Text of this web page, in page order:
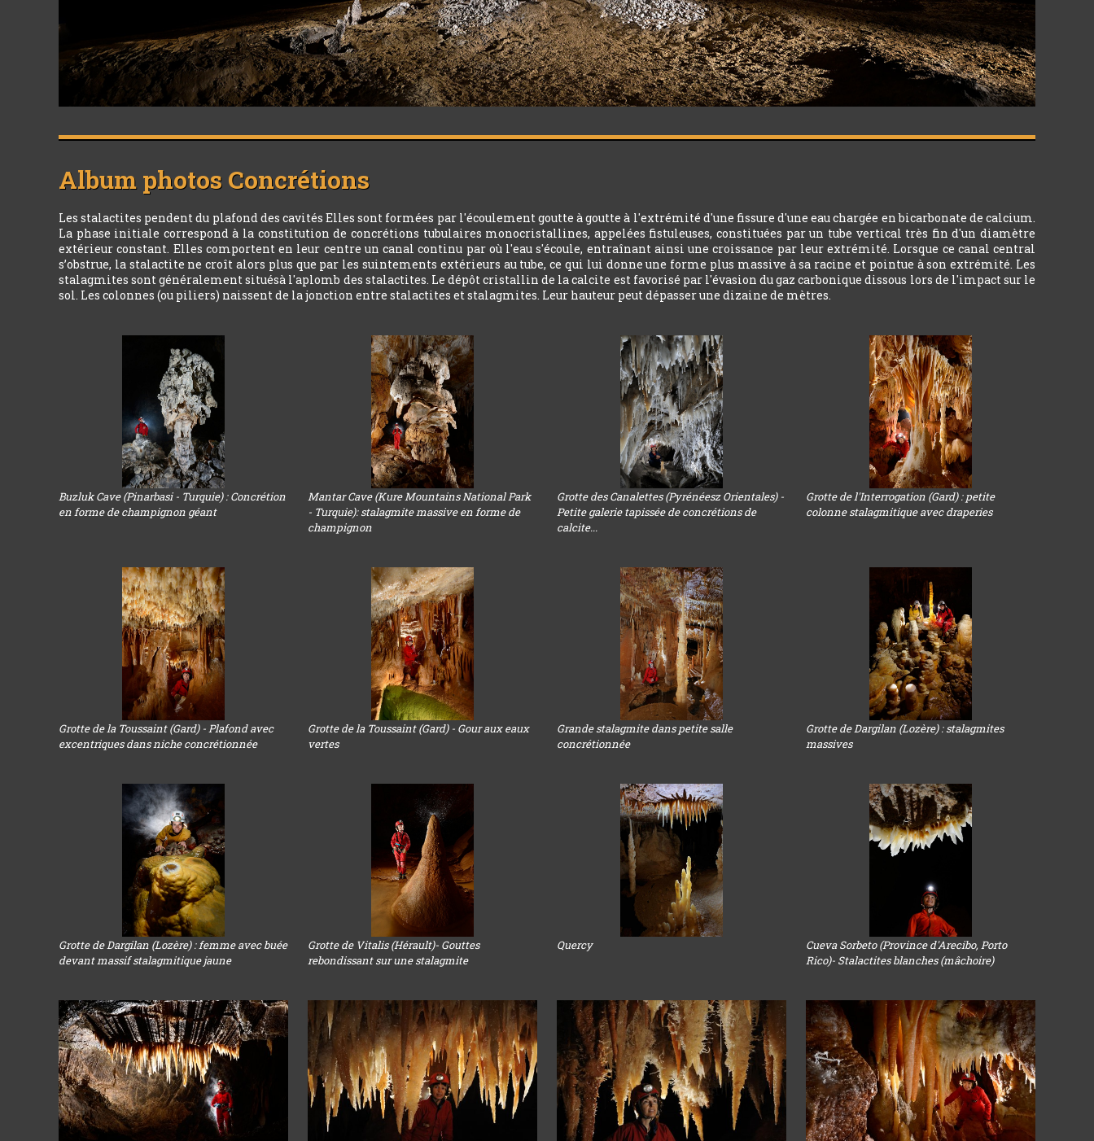
Album photos Concrétions
Les stalactites pendent du plafond des cavités Elles sont formées par l'écoulement goutte à goutte à l'extrémité d'une fissure d'une eau chargée en bicarbonate de calcium.
La phase initiale correspond à la constitution de concrétions tubulaires monocristallines, appelées fistuleuses, constituées par un tube vertical très fin d'un diamètre
extérieur constant. Elles comportent en leur centre un canal continu par où l'eau s'écoule, entraînant ainsi une croissance par leur extrémité. Lorsque ce canal central
s’obstrue, la stalactite ne croît alors plus que par les suintements extérieurs au tube, ce qui lui donne une forme plus massive à sa racine et pointue à son extrémité. Les
stalagmites sont généralement situésà l'aplomb des stalactites. Le dépôt cristallin de la calcite est favorisé par l'évasion du gaz carbonique dissous lors de l'impact sur le
sol. Les colonnes (ou piliers) naissent de la jonction entre stalactites et stalagmites. Leur hauteur peut dépasser une dizaine de mètres.
Buzluk Cave (Pinarbasi - Turquie) : Concrétion
en forme de champignon géant
Mantar Cave (Kure Mountains National Park
- Turquie): stalagmite massive en forme de
champignon
Grotte des Canalettes (Pyrénéesz Orientales) -
Petite galerie tapissée de concrétions de
calcite...
Grotte de l'Interrogation (Gard) : petite
colonne stalagmitique avec draperies
Grotte de la Toussaint (Gard) - Plafond avec
excentriques dans niche concrétionnée
Grotte de la Toussaint (Gard) - Gour aux eaux
vertes
Grande stalagmite dans petite salle
concrétionnée
Grotte de Dargilan (Lozère) : stalagmites
massives
Grotte de Dargilan (Lozère) : femme avec buée
devant massif stalagmitique jaune
Grotte de Vitalis (Hérault)- Gouttes
rebondissant sur une stalagmite
Quercy
Cueva Sorbeto (Province d'Arecibo, Porto
Rico)- Stalactites blanches (mâchoire)